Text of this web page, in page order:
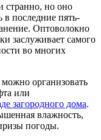
странно, но оно
в последние пять-
Оптоволокно
заслуживает самого
во многих
организовать
или
загородного дома.
влажность,
погоды.